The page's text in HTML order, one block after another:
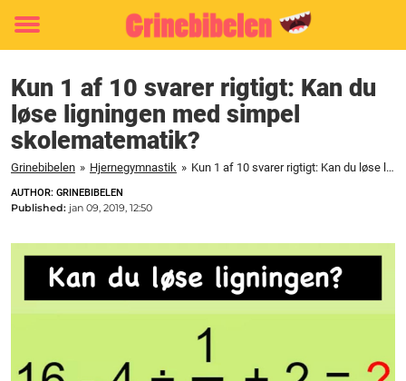
Toggle
Kun 1 af 10 svarer rigtigt: Kan du
løse ligningen med simpel
skolematematik?
Grinebibelen » Hjernegymnastik » Kun 1 af 10 svarer rigtigt: Kan du løse ligningen med simpel skolematematik?
AUTHOR: GRINEBIBELEN
Published: jan 09, 2019, 12:50